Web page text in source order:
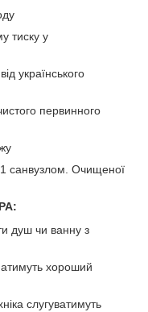
тиску у
українського
первинного
1 санвузлом. Очищеної
душ чи ванну з
хороший
слугуватимуть